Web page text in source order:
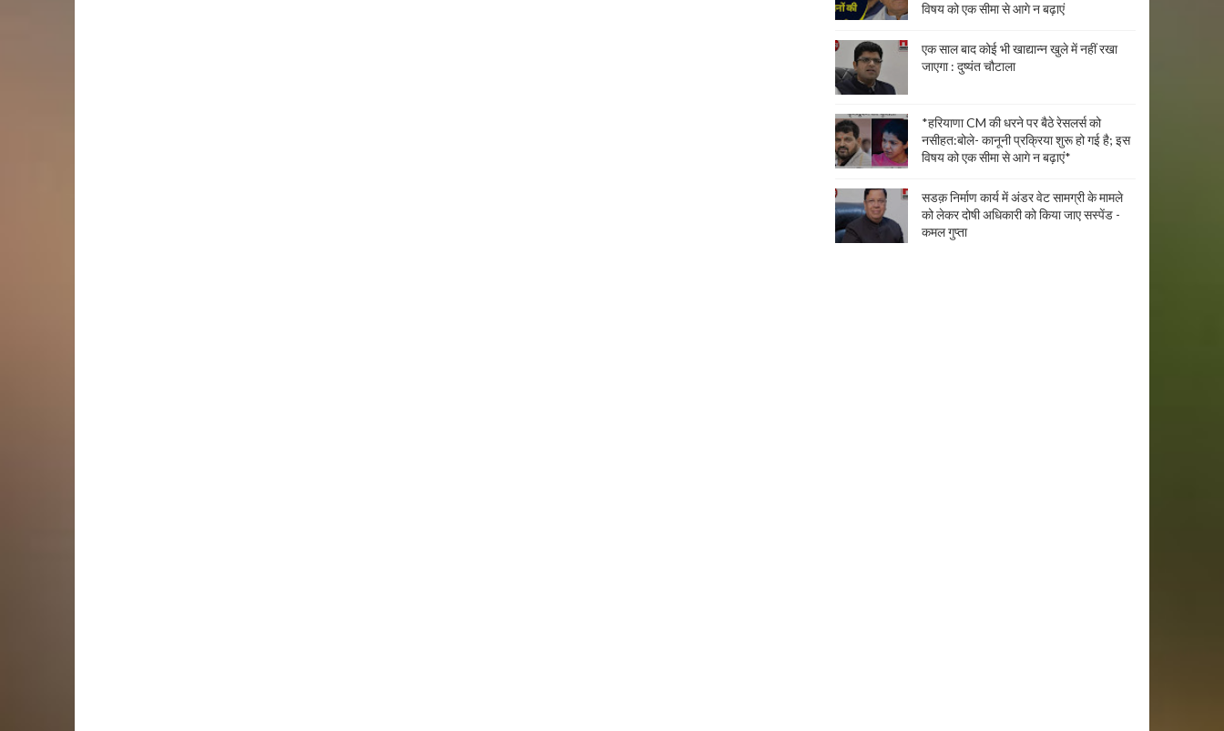
विषय को एक सीमा से आगे न बढ़ाएं
एक साल बाद कोई भी खाद्यान्न खुले में नहीं रखा
जाएगा : दुष्यंत चौटाला
*हरियाणा CM की धरने पर बैठे रेसलर्स को
नसीहत:बोले- कानूनी प्रक्रिया शुरू हो गई है; इस
विषय को एक सीमा से आगे न बढ़ाएं*
सडक़ निर्माण कार्य में अंडर वेट सामग्री के मामले
को लेकर दोषी अधिकारी को किया जाए सस्पेंड -
कमल गुप्ता